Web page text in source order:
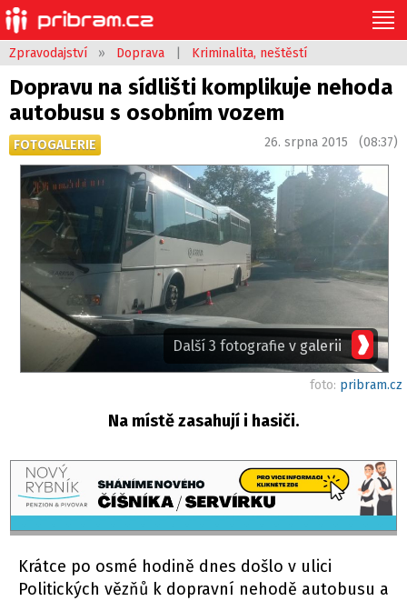
Zpravodajství » Doprava Kriminalita, neštěstí
Dopravu na sídlišti komplikuje nehoda
autobusu s osobním vozem
FOTOGALERIE 26. srpna 2015 (08:37)
Další 3 fotografie v galerii
foto: pribram.cz
Na místě zasahují i hasiči.
Krátce po osmé hodině dnes došlo v ulici
Politických vězňů k dopravní nehodě autobusu a